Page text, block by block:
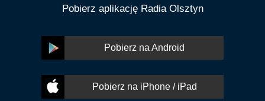
Pobierz aplikację Radia Olsztyn
Pobierz na Android
Pobierz na iPhone / iPad